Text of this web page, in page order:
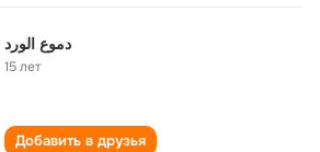
دموع الورد
15 лет
Добавить в друзья